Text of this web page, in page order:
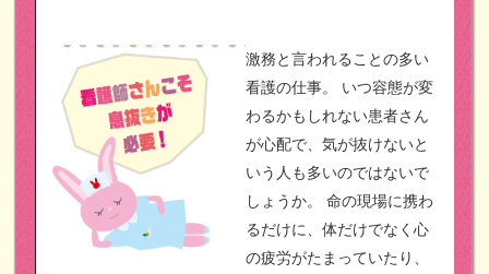
激務と言われることの多い
看護の仕事。
いつ容態が変
わるかもしれない患者さん
が心配で、気が抜けないと
いう人も多いのではないで
しょうか。
命の現場に携わ
るだけに、体だけでなく心
の疲労がたまっていたり、